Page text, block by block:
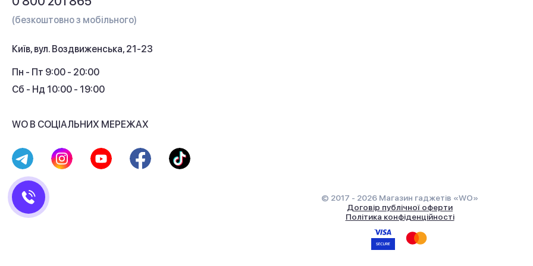
Кешбек
(безкоштовно з мобільного)
Київ, вул. Воздвиженська, 21-23
Пн - Пт 9:00 - 20:00
Сб - Нд 10:00 - 19:00
WO В СОЦІАЛЬНИХ МЕРЕЖАХ
© 2017 - 2026 Магазин гаджетів «WO»
Договір публічної оферти
Політика конфіденційності